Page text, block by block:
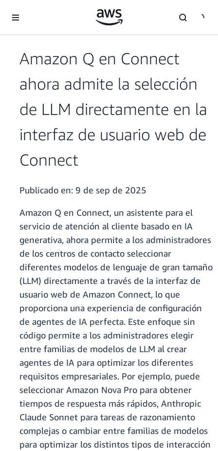
Amazon Q en Connect
ahora admite la selección
de LLM directamente en la
interfaz de usuario web de
Connect
Publicado en: 9 de sep de 2025
Amazon Q en Connect, un asistente para el
servicio de atención al cliente basado en IA
generativa, ahora permite a los administradores
de los centros de contacto seleccionar
diferentes modelos de lenguaje de gran tamaño
(LLM) directamente a través de la interfaz de
usuario web de Amazon Connect, lo que
proporciona una experiencia de configuración
de agentes de IA perfecta. Este enfoque sin
código permite a los administradores elegir
entre familias de modelos de LLM al crear
agentes de IA para optimizar los diferentes
requisitos empresariales. Por ejemplo, puede
seleccionar Amazon Nova Pro para obtener
tiempos de respuesta más rápidos, Anthropic
Claude Sonnet para tareas de razonamiento
complejas o cambiar entre familias de modelos
para optimizar los distintos tipos de interacción